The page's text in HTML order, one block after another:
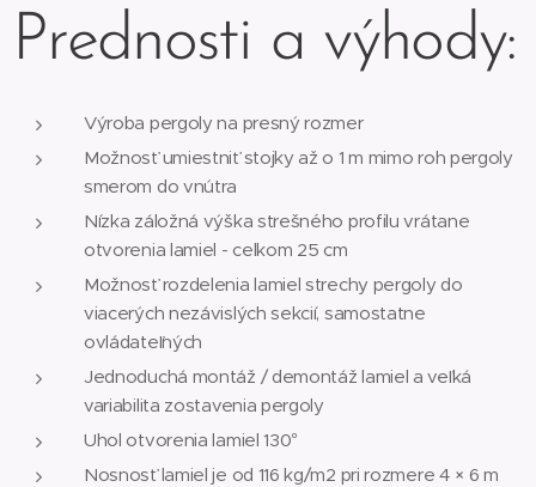
Prednosti a výhody:
Výroba pergoly na presný rozmer
Možnosť umiestniť stojky až o 1 m mimo roh pergoly
smerom do vnútra
Nízka záložná výška strešného profilu vrátane
otvorenia lamiel - celkom 25 cm
Možnosť rozdelenia lamiel strechy pergoly do
viacerých nezávislých sekcií, samostatne
ovládateľných
Jednoduchá montáž / demontáž lamiel a veľká
variabilita zostavenia pergoly
Uhol otvorenia lamiel 130°
Nosnosť lamiel je od 116 kg/m2 pri rozmere 4 × 6 m